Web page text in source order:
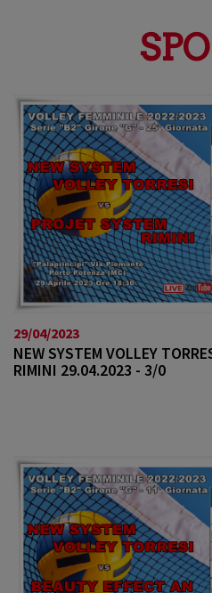
t
i
o
n
29/04/2023
NEW SYSTEM VOLLEY
RIMINI 29.04.2023 - 3/0